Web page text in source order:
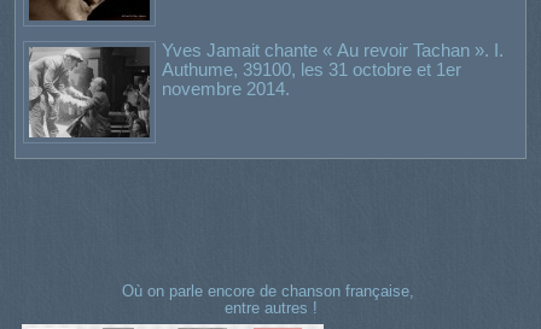
Yves Jamait chante « Au revoir Tachan ». I.
Authume, 39100, les 31 octobre et 1er
novembre 2014.
Où on parle encore de chanson française,
entre autres !